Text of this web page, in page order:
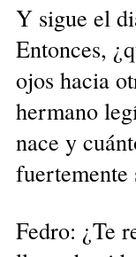
Y sigue el
Entonces,
ojos hacia
hermano
nace y
Fedro: ¿Te